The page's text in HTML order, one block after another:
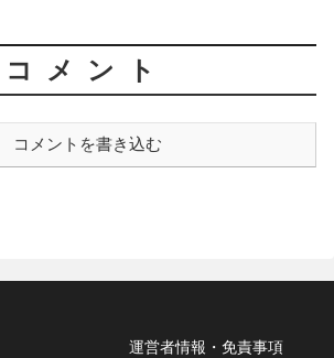
コメント
コメントを書き込む
運営者情報・免責事項